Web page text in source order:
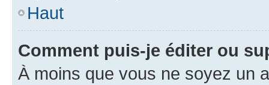
Haut
Comment puis-je éditer ou
À moins que vous ne soyez un